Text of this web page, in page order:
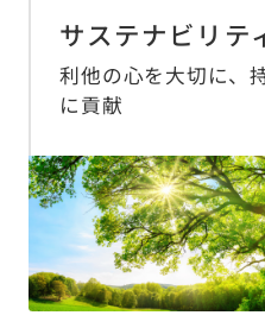
サステナビリテ
利他の心を大切に、
に貢献